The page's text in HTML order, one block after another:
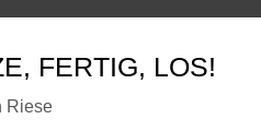
FERTIG, LOS!
Riese